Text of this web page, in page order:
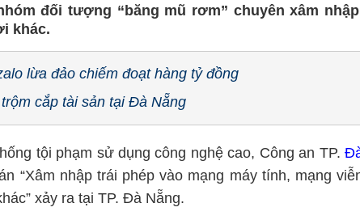
đối tượng “băng mũ rơm” chuyên xâm
khác.
lừa đảo chiếm đoạt hàng tỷ đồng
cắp tài sản tại Đà Nẵng
tội phạm sử dụng công nghệ cao, Công an TP.
“Xâm nhập trái phép vào mạng máy tính, mạng
xảy ra tại TP. Đà Nẵng.